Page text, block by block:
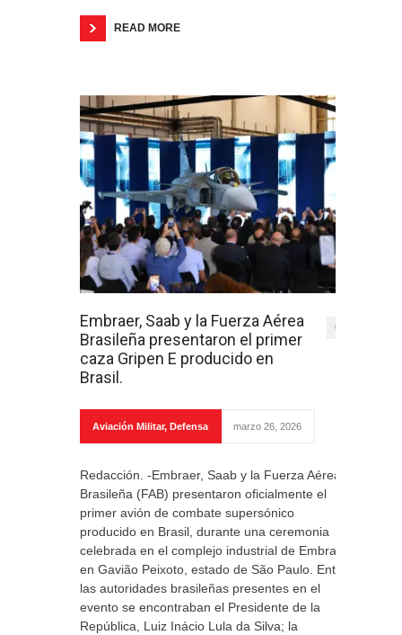
READ MORE
Embraer, Saab y la Fuerza Aérea
Brasileña presentaron el primer
caza Gripen E producido en
Brasil.
0
Aviación Militar, Defensa marzo 26, 2026
Redacción. -Embraer, Saab y la Fuerza Aérea
Brasileña (FAB) presentaron oficialmente el
primer avión de combate supersónico
producido en Brasil, durante una ceremonia
celebrada en el complejo industrial de Embraer
en Gavião Peixoto, estado de São Paulo. Entre
las autoridades brasileñas presentes en el
evento se encontraban el Presidente de la
República, Luiz Inácio Lula da Silva; la